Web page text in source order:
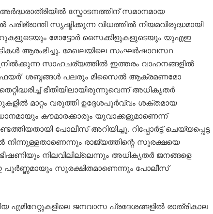
സ്ഫോടനത്തിന് സമാനമായ
പരിഭ്രാന്തി സൃഷ്ടിക്കുന്ന വിധത്തിൽ നിയമവിരുദ്ധമായി
മോട്ടോർ സൈക്കിളുകളുടെയും യുഎഇ
ആരംഭിച്ചു. മേഖലയിലെ സംഘർഷാവസ്ഥ
സാഹചര്യത്തിൽ ഇത്തരം വാഹനങ്ങളിൽ
ഫയർ’ ശബ്ദങ്ങൾ പലരും മിസൈൽ ആക്രമണമോ
ഭീതിയിലായിരുന്നുവെന്ന് അധികൃതർ
മാറ്റം വരുത്തി ഉദ്ദേശപൂർവ്വം ശക്തമായ
കൗമാരക്കാരും യുവാക്കളുമാണെന്ന്
പോലീസ് അറിയിച്ചു. റിപ്പോർട്ട് ചെയ്യപ്പെട്ട
നിന്നുള്ളതാണെന്നും രാജ്യത്തിന്റെ സുരക്ഷയെ
നിലവിലില്ലെന്നും അധികൃതർ ജനങ്ങളെ
സുരക്ഷിതമാണെന്നും പോലീസ്
എമിറേറ്റുകളിലെ ജനവാസ പ്രദേശങ്ങളിൽ രാത്രികാല